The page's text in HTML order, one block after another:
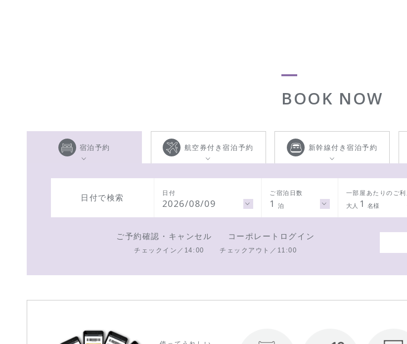
BOOK NOW
宿泊予約 航空券付き宿泊予約 新幹線付き宿泊予約
日付で検索
日付
2026/08/09
ご宿泊日数
1 泊
一部屋あたりのご利
大人 1 名様
ご予約確認・キャンセル コーポレートログイン
チェックイン／14:00 チェックアウト／11:00